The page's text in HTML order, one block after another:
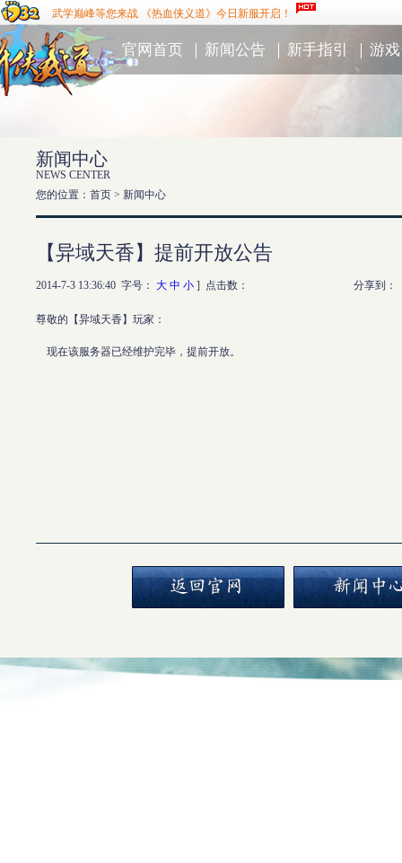
武学巅峰等您来战 《热血侠义道》今日新服开启！
官网首页 新闻公告 新手指引 ｜ 游
新闻中心
NEWS CENTER
您的位置：首页 > 新闻中心
【异域天香】提前开放公告
2014-7-3 13:36:40 字号： 大 中 小 ] 点击数： 分享到：
尊敬的【异域天香】玩家：
现在该服务器已经维护完毕，提前开放。